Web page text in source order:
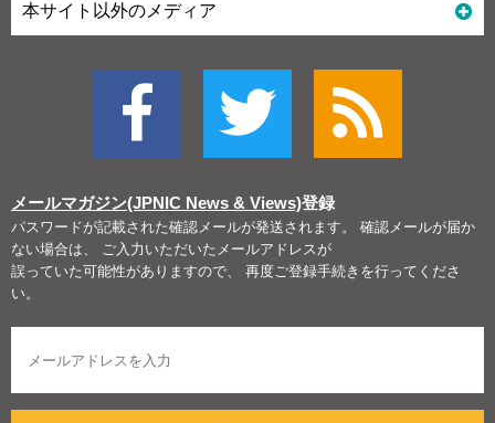
本サイト以外のメディア
メールマガジン(JPNIC News & Views)登録
パスワードが記載された確認メールが発送されます。 確認メールが届か
ない場合は、 ご入力いただいたメールアドレスが
誤っていた可能性がありますので、 再度ご登録手続きを行ってくださ
い。